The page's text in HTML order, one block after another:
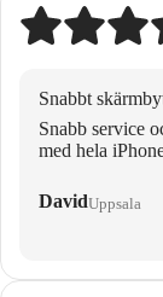
Snabbt
Snabb service
med hela
DavidUppsala